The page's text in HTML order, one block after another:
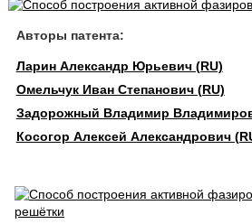
Авторы патента:
Ларин Александр Юрьевич (RU)
Омельчук Иван Степанович (RU)
Задорожный Владимир
Косогор Алексей Александрович